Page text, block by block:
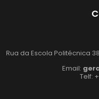
Rua da Escola Politécnica
Email:
Telf: